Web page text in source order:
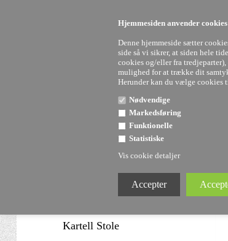
Hjemmesiden anvender cookies
Denne hjemmeside sætter
side så vi sikrer, at siden hele
cookies og/eller fra
mulighed for at trække dit
Herunder kan du vælge cookies
Nødvendige
Markedsføring
Funktionelle
Statistiske
Vis cookie detaljer
Uddannelser hos Staun
Kartell Stole